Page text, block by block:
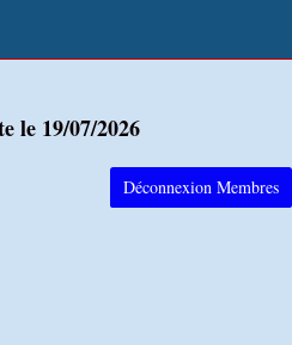
le 19/07/2026
Déconnexion Membres